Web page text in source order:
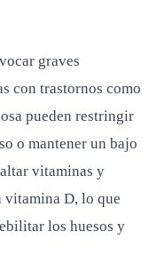
graves
con trastornos como
pueden restringir
o mantener un bajo
vitaminas y
D, lo que
los huesos y